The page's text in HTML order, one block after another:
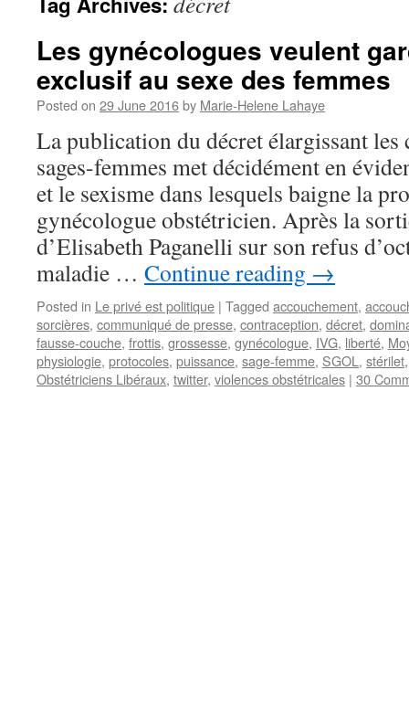
Les gynécologues veulent
exclusif au sexe des femmes
Posted on 29 June 2016by Marie-Helene Lahaye
La publication du décret élargissant les
sages-femmes met décidément en
et le sexisme dans lesquels baigne la
gynécologue obstétricien. Après la
d’Elisabeth Paganelli sur son refus
maladie … Continue reading →
Posted in Le privé est politique | Tagged accouchement,
sorcières, communiqué de presse, contraception, décret,
fausse-couche, frottis, grossesse, gynécologue, IVG, liberté,
physiologie, protocoles, puissance, sage-femme, SGOL , stérilet
Obstétriciens Libéraux, twitter, violences obstétricales | 30